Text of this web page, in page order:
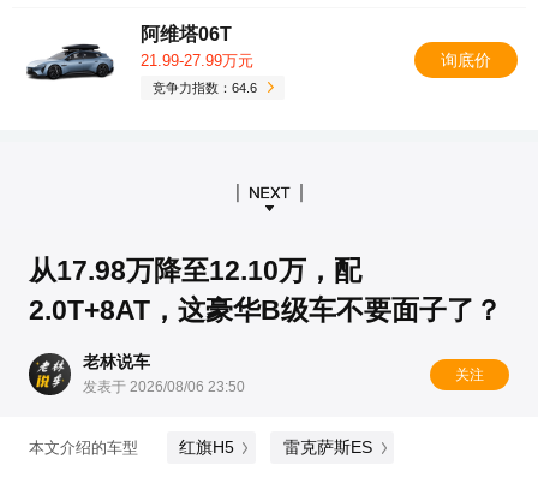
阿维塔06T
21.99-27.99万元
竞争力指数：64.6
询底价
从17.98万降至12.10万，配
2.0T+8AT，这豪华B级车不要面子了？
老林说车
发表于 2026/08/06 23:50
关注
本文介绍的车型 红旗H5 雷克萨斯ES